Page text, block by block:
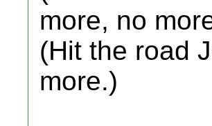
more, no
(Hit the road
more.)